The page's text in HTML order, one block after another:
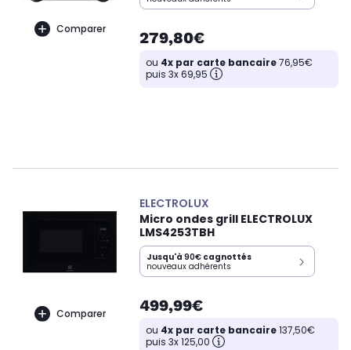
Comparer 279,80€
ou 4x par carte bancaire76,95€
puis 3x 69,95
Comparer
ELECTROLUX
Micro ondes grill ELECTROLUX
LMS4253TBH
Jusqu'à 90€ cagnottés
nouveaux adhérents
499,99€
ou 4x par carte bancaire137,50€
puis 3x 125,00